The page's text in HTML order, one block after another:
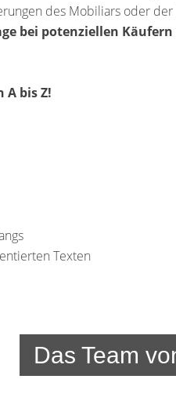
des Mobiliars oder
bei potenziellen
bis Z!
Texten
Das Team